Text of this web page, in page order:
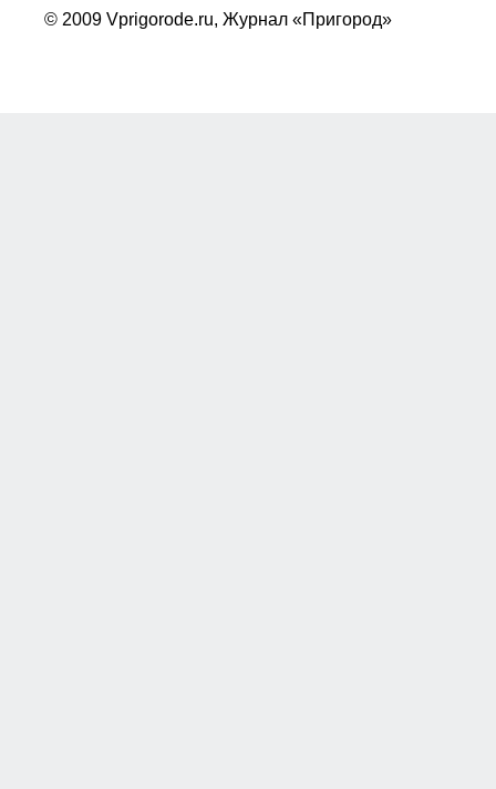
© 2009 Vprigorode.ru, Журнал «Пригород»